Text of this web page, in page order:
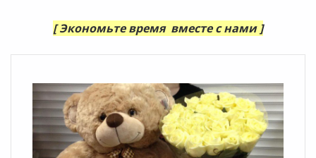
[ Экономьте время вместе с нами ]